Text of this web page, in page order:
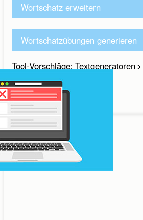
Wortschatz erweitern
Wortschatzübungen generieren
Tool-Vorschläge: Textgeneratoren
Wortschatz